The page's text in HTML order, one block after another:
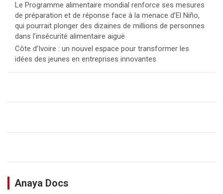
Le Programme alimentaire mondial renforce ses mesures
de préparation et de réponse face à la menace d’El Niño,
qui pourrait plonger des dizaines de millions de personnes
dans l’insécurité alimentaire aiguë
Côte d’Ivoire : un nouvel espace pour transformer les
idées des jeunes en entreprises innovantes
Anaya Docs